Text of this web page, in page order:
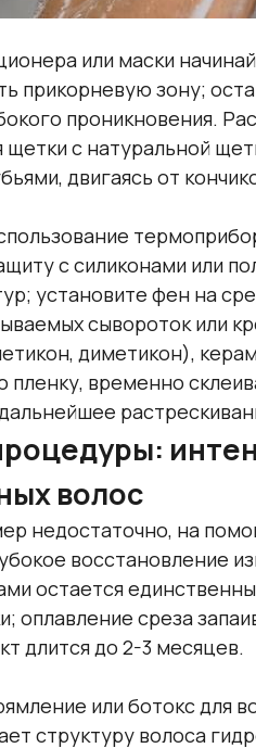
или маски
прикорневую зону;
проникновения.
щетки с натуральной
двигаясь от
с силиконами или
установите фен на
сывороток или
диметикон),
временно
волос
недостаточно, на
восстановление
остается
оплавление среза
длится до 2-3 месяцев.
или ботокс для
структуру волоса